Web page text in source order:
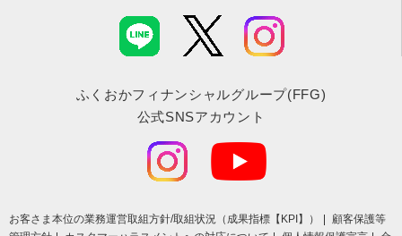
ふくおかフィナンシャルグループ(FFG)
公式SNSアカウント
お客さま本位の業務運営取組⽅針/取組状況（成果指標【KPI】）
顧客保護等